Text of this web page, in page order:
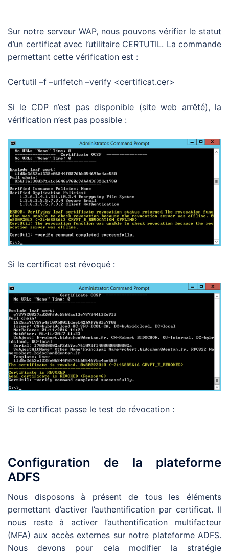
Sur notre serveur WAP, nous pouvons vérifier le statut
d’un certificat avec l’utilitaire CERTUTIL. La commande
permettant cette vérification est :
Certutil –f –urlfetch –verify <certificat.cer>
Si le CDP n’est pas disponible (site web arrêté), la
vérification n’est pas possible :
Si le certificat est révoqué :
Si le certificat passe le test de révocation :
Configuration de la plateforme
ADFS
Nous disposons à présent de tous les éléments
permettant d’activer l’authentification par certificat. Il
nous reste à activer l’authentification multifacteur
(MFA) aux accès externes sur notre plateforme ADFS.
Nous devons pour cela modifier la stratégie